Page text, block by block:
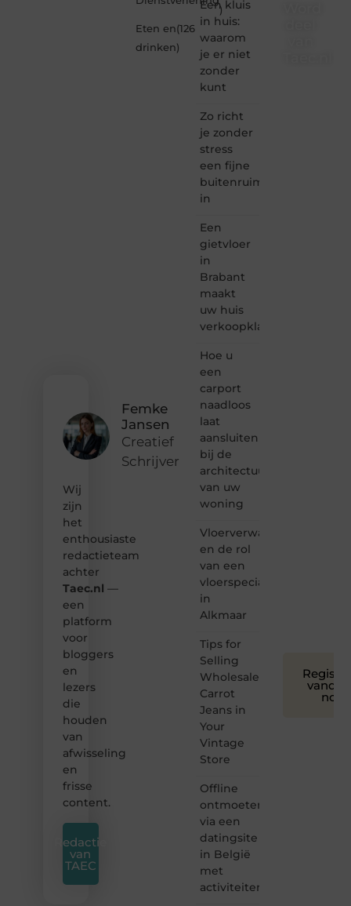
Femke
Jansen
Creatief
Schrijver
Wij
zijn
het
enthousiaste
redactieteam
achter
Taec.nl —
een
platform
voor
bloggers
en
lezers
die
houden
van
afwisseling
en
frisse
content.
Redactie
van
TAEC
)
Eten en
drinken
(126
)
Een kluis
in huis:
waarom
je er niet
zonder
kunt
Zo richt
je zonder
stress
een fijne
buitenruimte
in
Een
gietvloer
in
Brabant
maakt
uw huis
verkoopklaar
Hoe u
een
carport
naadloos
laat
aansluiten
bij de
architectuur
van uw
woning
Vloerverwarming
en de rol
van een
vloerspecialist
in
Alkmaar
Tips for
Selling
Wholesale
Carrot
Jeans in
Your
Vintage
Store
Offline
ontmoeten
via een
datingsite
in België
met
activiteiten
nog